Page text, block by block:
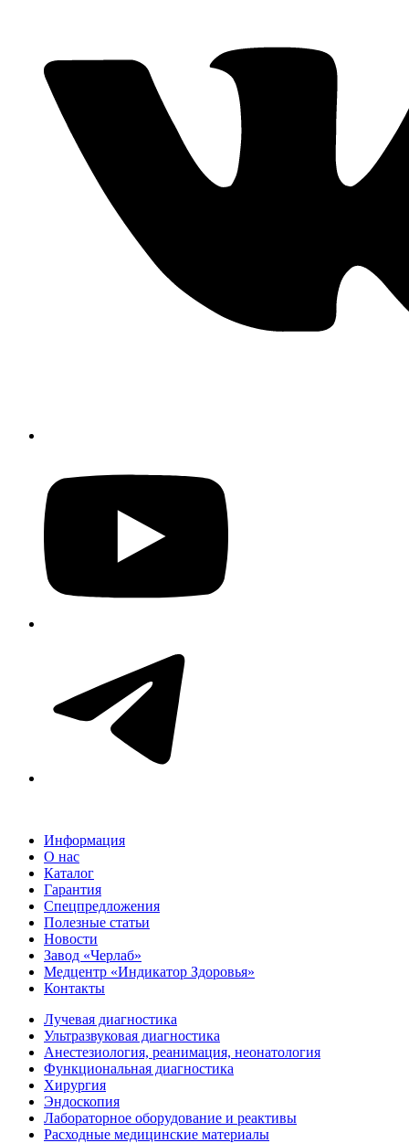
Информация
О нас
Каталог
Гарантия
Спецпредложения
Полезные статьи
Новости
Завод «Черлаб»
Медцентр «Индикатор Здоровья»
Контакты
Лучевая диагностика
Ультразвуковая диагностика
Анестезиология, реанимация, неонатология
Функциональная диагностика
Хирургия
Эндоскопия
Лабораторное оборудование и реактивы
Расходные медицинские материалы